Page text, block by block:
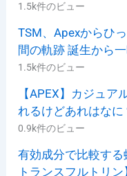
1.5k件のビュー
TSM、Apexからひ
間の軌跡 誕生から
1.5k件のビュー
【APEX】カジュア
れるけどあれはなに
0.9k件のビュー
有効成分で比較す
トランスフルトリン